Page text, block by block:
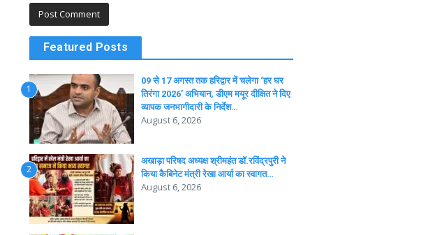
Featured Posts
1
09 से 17 अगस्त तक हरिद्वार में चलेगा ‘हर घर
तिरंगा 2026’ अभियान, डीएम मयूर दीक्षित ने दिए
व्यापक जनभागीदारी के निर्देश…
August 6, 2026
2
अखाड़ा परिषद अध्यक्ष श्रीमहंत डॉ.रविंद्रपुरी ने
किया कैबिनेट मंत्री रेखा आर्या का स्वागत…
August 6, 2026